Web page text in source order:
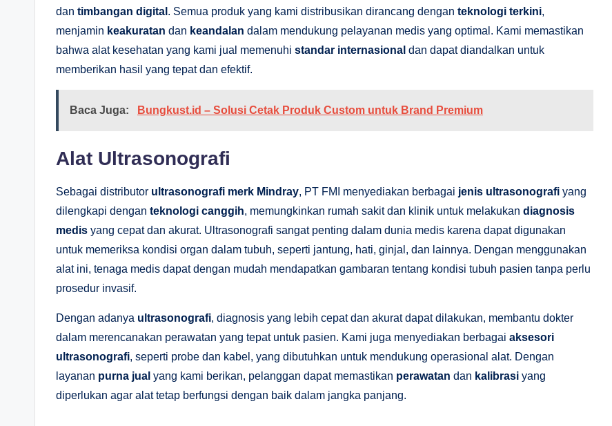
dan timbangan digital . Semua produk yang kami distribusikan dirancang dengan teknologi terkini,
menjamin keakuratan dan keandalan dalam mendukung pelayanan medis yang optimal. Kami memastikan
bahwa alat kesehatan yang kami jual memenuhi standar internasional dan dapat diandalkan untuk
memberikan hasil yang tepat dan efektif.
Baca Juga: Bungkust.id – Solusi Cetak Produk Custom untuk Brand Premium
Alat Ultrasonografi
Sebagai distributor ultrasonografi merk Mindray, PT FMI menyediakan berbagai jenis ultrasonografi yang
dilengkapi dengan teknologi canggih, memungkinkan rumah sakit dan klinik untuk melakukan diagnosis
medis yang cepat dan akurat. Ultrasonografi sangat penting dalam dunia medis karena dapat digunakan
untuk memeriksa kondisi organ dalam tubuh, seperti jantung, hati, ginjal, dan lainnya. Dengan menggunakan
alat ini, tenaga medis dapat dengan mudah mendapatkan gambaran tentang kondisi tubuh pasien tanpa perlu
prosedur invasif.
Dengan adanya ultrasonografi, diagnosis yang lebih cepat dan akurat dapat dilakukan, membantu dokter
dalam merencanakan perawatan yang tepat untuk pasien. Kami juga menyediakan berbagai aksesori
ultrasonografi, seperti probe dan kabel, yang dibutuhkan untuk mendukung operasional alat. Dengan
layanan purna jual yang kami berikan, pelanggan dapat memastikan perawatan dan kalibrasi yang
diperlukan agar alat tetap berfungsi dengan baik dalam jangka panjang.